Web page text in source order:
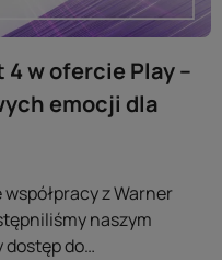
w ofercie Play –
emocji dla
z Warner
naszym
dostęp do